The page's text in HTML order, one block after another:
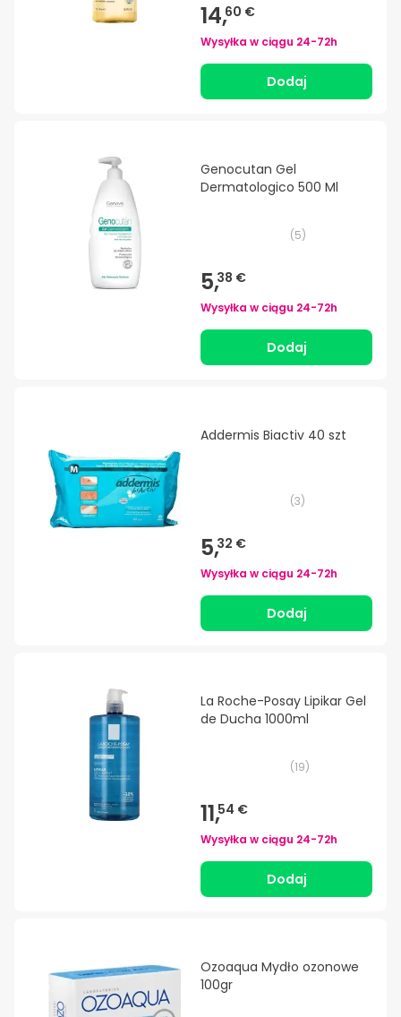
14,60 €
Wysyłka w ciągu 24-72h
Dodaj
Genocutan Gel
Dermatologico 500 Ml
(5)
5,38 €
Wysyłka w ciągu 24-72h
Dodaj
Addermis Biactiv 40 szt
(3)
5,32 €
Wysyłka w ciągu 24-72h
Dodaj
La Roche-Posay Lipikar Gel
de Ducha 1000ml
(19)
11,54 €
Wysyłka w ciągu 24-72h
Dodaj
Ozoaqua Mydło ozonowe
100gr